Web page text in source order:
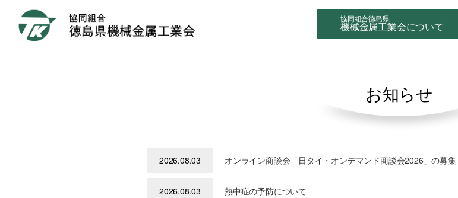
協同組合徳島県
機械金属工業会について
お知らせ
2026.08.03 オンライン商談会「日タイ・オンデマンド商談会2026」の募集
2026.08.03 熱中症の予防について